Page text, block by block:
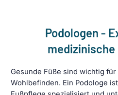
Podologen -
Gesunde Füße sind wichtig
Wohlbefinden. Ein Podologe